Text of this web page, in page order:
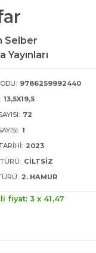
Selber
Yayınları
9786259992440
13,5X19,5
72
1
2023
CILTSIZ
2. HAMUR
fiyat: 3 x 41 ,47